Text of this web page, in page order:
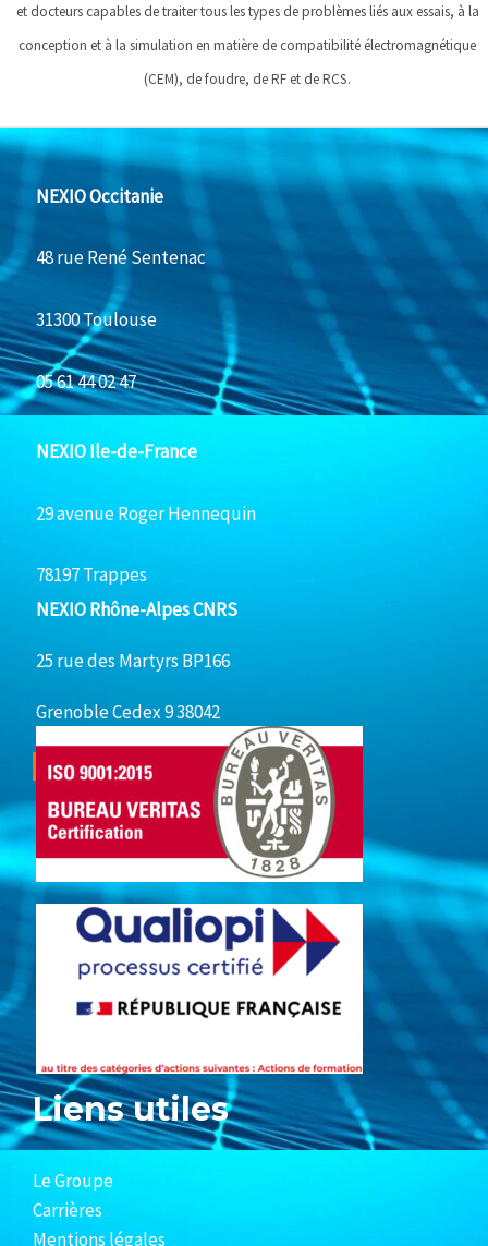
et docteurs capables de traiter tous les types de problèmes liés aux essais, à la
conception et à la simulation en matière de compatibilité électromagnétique
(CEM), de foudre, de RF et de RCS.
NEXIO Occitanie
48 rue René Sentenac
31300 Toulouse
05 61 44 02 47
NEXIO Ile-de-France
29 avenue Roger Hennequin
78197 Trappes
NEXIO Rhône-Alpes CNRS
25 rue des Martyrs BP166
Grenoble Cedex 9 38042
Liens utiles
Le Groupe
Carrières
Mentions légales